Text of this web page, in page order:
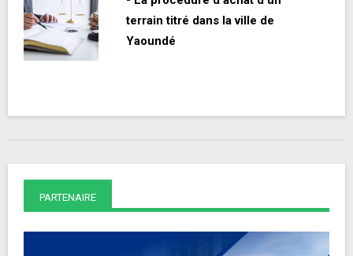
terrain titré dans la ville de
Yaoundé
PARTENAIRE